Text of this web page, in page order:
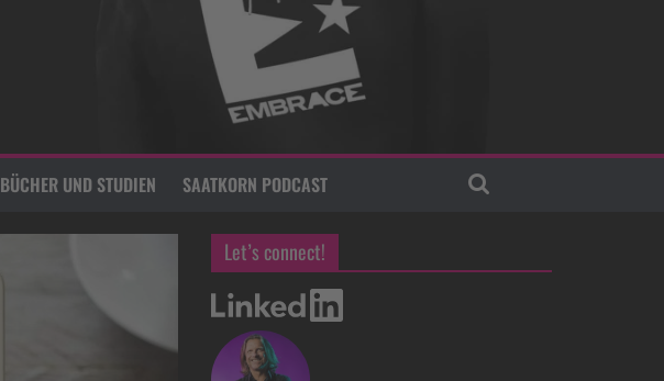
BÜCHER UND STUDIEN SAATKORN PODCAST
Let’s connect!